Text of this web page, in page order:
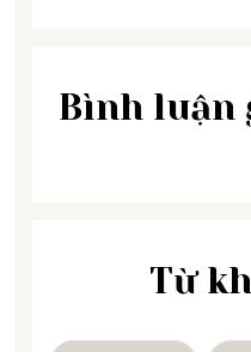
Dục Âm Nhạc
Bình luận
Từ